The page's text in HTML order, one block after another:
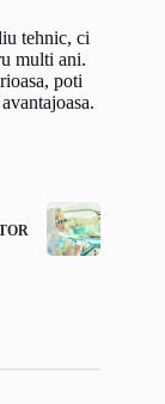
tehnic, ci
multi ani.
poti